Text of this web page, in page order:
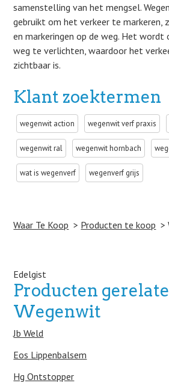
samenstelling van het mengsel.
gebruikt om het verkeer te markeren,
en markeringen op de weg. Het wordt
weg te verlichten, waardoor het
zichtbaar is.
Klant zoektermen
wegenwit action wegenwit verf praxis
wegenwit ral wegenwit hornbach
wat is wegenverf wegenverf grijs
Waar Te Koop Producten te koop
Post navigation
Edelgist
Producten
Wegenwit
Jb Weld
Eos Lippenbalsem
Hg Ontstopper